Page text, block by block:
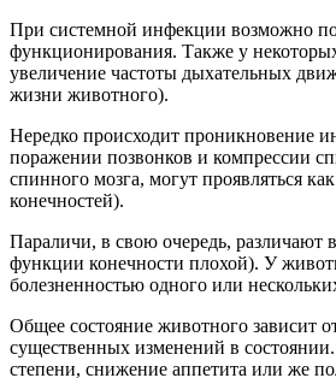
При системной инфекции возможно
функционирования. Также у
увеличение частоты дыхательных
жизни животного).
Нередко происходит проникновение
поражении позвонков и компрессии
спинного мозга, могут проявляться
конечностей).
Параличи, в свою очередь, различают
функции конечности плохой). У
болезненностью одного или
Общее состояние животного зависит
существенных изменений в
степени, снижение аппетита или же